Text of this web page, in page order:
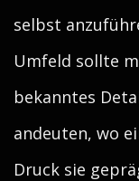
selbst
Umfeld sollte
bekanntes
andeuten, wo
Druck sie